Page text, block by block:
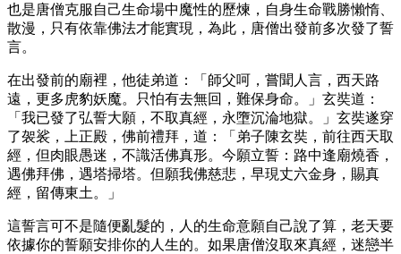
也是唐僧克服自己生命場中魔性的歷煉，自身生命戰勝懶惰、
散漫，只有依靠佛法才能實現，為此，唐僧出發前多次發了誓
言。
在出發前的廟裡，他徒弟道：「師父呵，嘗聞人言，西天路
遠，更多虎豹妖魔。只怕有去無回，難保身命。」玄奘道：
「我已發了弘誓大願，不取真經，永墮沉淪地獄。」玄奘遂穿
了袈裟，上正殿，佛前禮拜，道：「弟子陳玄奘，前往西天取
經，但肉眼愚迷，不識活佛真形。今願立誓：路中逢廟燒香，
遇佛拜佛，遇塔掃塔。但願我佛慈悲，早現丈六金身，賜真
經，留傳東土。」
這誓言可不是隨便亂髮的，人的生命意願自己說了算，老天要
依據你的誓願安排你的人生的。如果唐僧沒取來真經，迷戀半